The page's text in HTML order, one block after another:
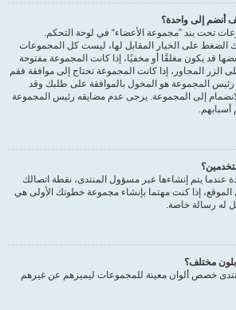
أنضم إلى واحدة؟
تحت بند ”مجموعة الأعضاء“ في لوحة التحكم.
الضغط على الخيار المقابل لها، ليست كل المجموعات
قد يكون مغلقًا أو مخفيًا، إذا كانت المجموعة مفتوحة
الزر المجاور، إذا كانت المجموعة تحتاج إلى موافقة فقم
رئيس المجموعة هو المخول بالموافقة على طلبك وقد
إلى المجموعة. يرجى عدم مضايقه رئيس المجموعة
عندما يتم إنشاءها عبر مسؤول المنتدى، نقطة اتصالك
إذا كنت مهتما بإنشاء مجموعة خطوتك الأولى هي
له رسالة خاصة.
مختلف؟
خصص ألوان معينة للمجموعات ليميزهم عن غيرهم